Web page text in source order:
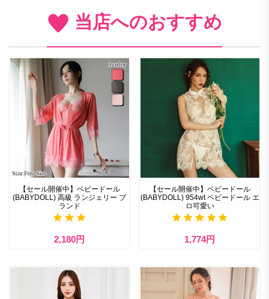
当店へのおすすめ
【セール開催中】ベビードール
(BABYDOLL) 高級 ランジェリー ブ
ランド
2,180円
【セール開催中】ベビードール
(BABYDOLL) 954wt ベビードール エ
ロ可愛い
1,774円